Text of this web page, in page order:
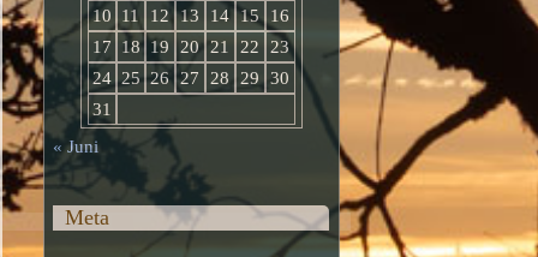
10
11 12 13 14 15
16
17
18 19 20 21 22
23
24 25 26 27 28 29
30
31
« Juni
Meta